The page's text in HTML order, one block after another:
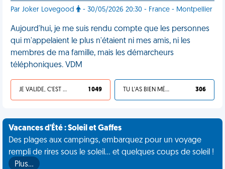
Par Joker Lovegood - 30/05/2026 20:30 - France - Montpellier
Aujourd'hui, je me suis rendu compte que les personnes
qui m'appelaient le plus n'étaient ni mes amis, ni les
membres de ma famille, mais les démarcheurs
téléphoniques. VDM
JE VALIDE, C'EST UNE VDM 1 049 TU L'AS BIEN MÉRITÉ 306
Vacances d'Été : Soleil et Gaffes
Des plages aux campings, embarquez pour un voyage
rempli de rires sous le soleil... et quelques coups de soleil !
Plus…